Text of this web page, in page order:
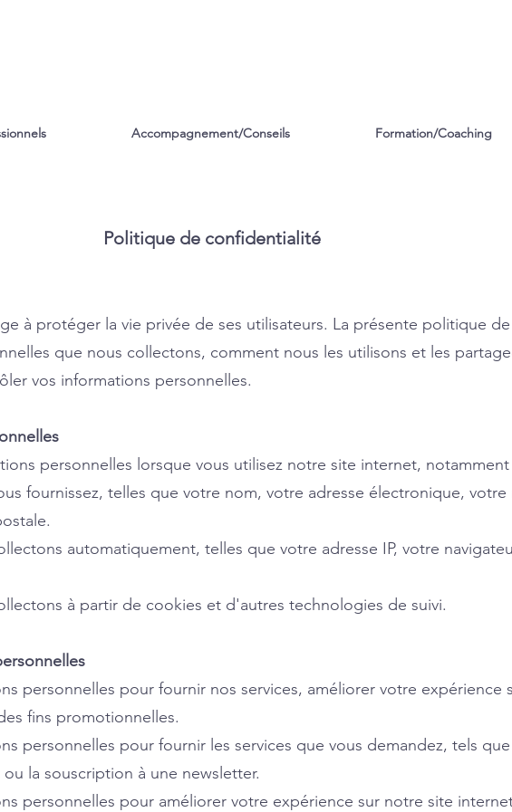
Accompagnement/Conseils Formation/Coaching
Politique de confidentialité
à protéger la vie privée de ses utilisateurs. La présente politique
que nous collectons, comment nous les utilisons et les
vos informations personnelles.
personnelles lorsque vous utilisez notre site internet, notamment
fournissez, telles que votre nom, votre adresse électronique,
automatiquement, telles que votre adresse IP, votre
à partir de cookies et d'autres technologies de suivi.
personnelles pour fournir nos services, améliorer votre expérience
fins promotionnelles.
personnelles pour fournir les services que vous demandez, tels
la souscription à une newsletter.
personnelles pour améliorer votre expérience sur notre site